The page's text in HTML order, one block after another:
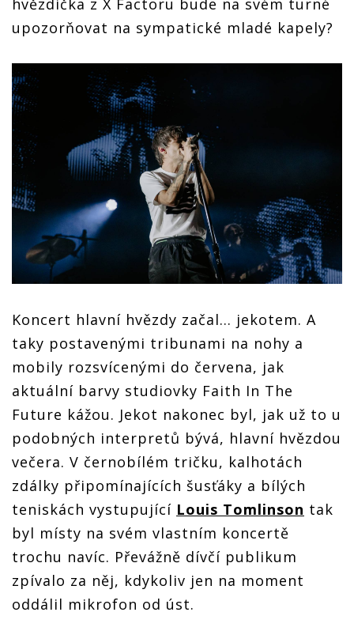
hvězdička z X Factoru bude na svém turné
upozorňovat na sympatické mladé kapely?
Koncert hlavní hvězdy začal... jekotem. A
taky postavenými tribunami na nohy a
mobily rozsvícenými do červena, jak
aktuální barvy studiovky Faith In The
Future kážou. Jekot nakonec byl, jak už to u
podobných interpretů bývá, hlavní hvězdou
večera. V černobílém tričku, kalhotách
zdálky připomínajících šusťáky a bílých
teniskách vystupující Louis Tomlinson tak
byl místy na svém vlastním koncertě
trochu navíc. Převážně dívčí publikum
zpívalo za něj, kdykoliv jen na moment
oddálil mikrofon od úst.